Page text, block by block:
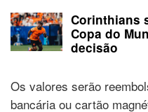
Corinthians
Copa do
decisão
Os valores serão
bancária ou cartão